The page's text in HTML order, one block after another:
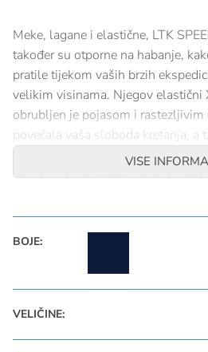
Meke, lagane i elastične, LTK
također su otporne na habanje,
pratile tijekom vaših brzih
velikim visinama. Njegov
obrubljen je pojasom i
povećala vaša sloboda kretanja, a
Tri džepa s patentnim zatvaračem
upotpunjuju ove planinarske hlače.
Glavni materijal: X.C.S. 30 85%
DWR PFC izdržljiva vodoodbojna
VISE
BOJE:
VELIČINE: